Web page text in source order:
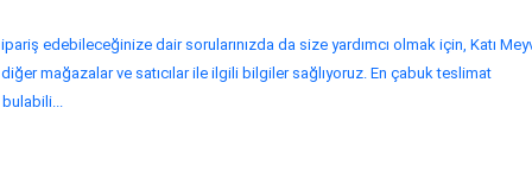
edebileceğinize dair sorularınızda da size yardımcı olmak için, Katı
mağazalar ve satıcılar ile ilgili bilgiler sağlıyoruz. En çabuk teslimat